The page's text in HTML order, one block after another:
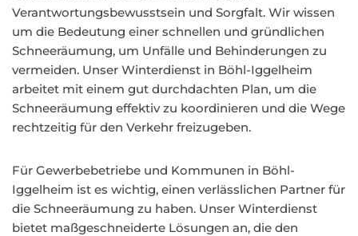
Verantwortungsbewusstsein und Sorgfalt. Wir wissen
um die Bedeutung einer schnellen und gründlichen
Schneeräumung, um Unfälle und Behinderungen zu
vermeiden. Unser Winterdienst in Böhl-Iggelheim
arbeitet mit einem gut durchdachten Plan, um die
Schneeräumung effektiv zu koordinieren und die Wege
rechtzeitig für den Verkehr freizugeben.
Für Gewerbebetriebe und Kommunen in Böhl-
Iggelheim ist es wichtig, einen verlässlichen Partner für
die Schneeräumung zu haben. Unser Winterdienst
bietet maßgeschneiderte Lösungen an, die den